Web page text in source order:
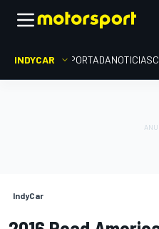
INDYCAR PORTADANOTICIAS
IndyCar